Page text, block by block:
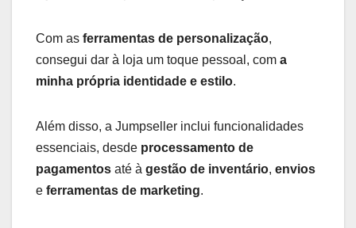
Com as ferramentas de personalização,
consegui dar à loja um toque pessoal, com a
minha própria identidade e estilo.
Além disso, a Jumpseller inclui funcionalidades
essenciais, desde processamento de
pagamentos até à gestão de inventário, envios
e ferramentas de marketing.